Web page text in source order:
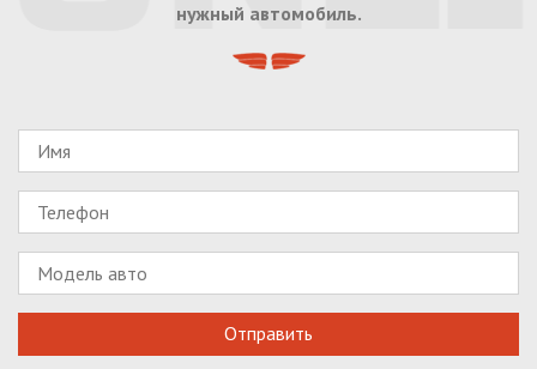
нужный автомобиль.